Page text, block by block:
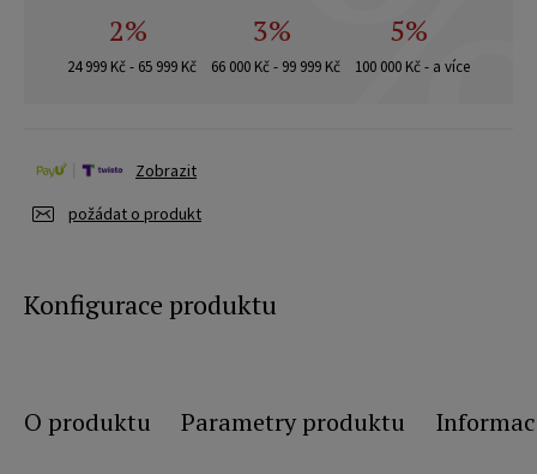
2%
24 999 Kč - 65 999 Kč
3%
66 000 Kč - 99 999 Kč
5%
100 000 Kč - a více
požádat o produkt
Zobrazit
Konfigurace produktu
O produktu Parametry produktu